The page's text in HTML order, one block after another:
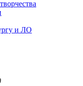
и ЛО